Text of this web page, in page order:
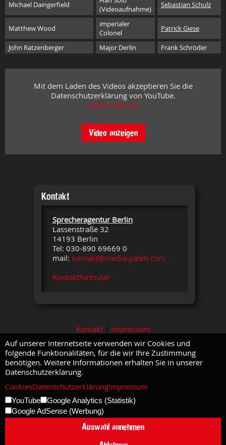
Michael Daingerfield
(Videoaufnahme)
Sebastian Schulz
Matthew Wood
imperialer
Colonel
Patrick Giese
John Ratzenberger Major Derlin Frank Schröder
Mit dem Laden des Videos akzeptieren Sie die
Datenschutzerklärung von YouTube.
Mehr erfahren
Video anzeigen
Kontakt
Sprecheragentur Berlin
Lassenstraße 32
14193 Berlin
Tel: 030-890 69669 0
mail: kontakt@media-paten.com
Kontaktformular
Kontakt| Impressum
Auf unserer Internetseite verwenden wir Cookies und
folgende Funktionalitäten, für die wir Ihre Zustimmung
benötigen. Weitere Informationen erhalten Sie in unserer
Datenschutzerklärung.
CookiesDatenschutzerklärungImpressum
YouTube
Google Analytics (Statistik)
Google AdSense (Werbung)
Auswahl annehmen